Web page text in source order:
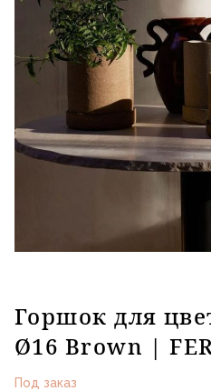
Горшок для
Ø16 Brown |
Под заказ